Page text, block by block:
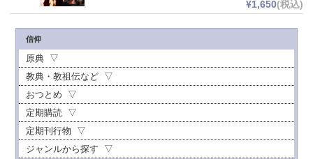
¥1,650(税込)
信仰
原典
教典・教祖伝など
おつとめ
定期購読
定期刊行物
ジャンルから探す